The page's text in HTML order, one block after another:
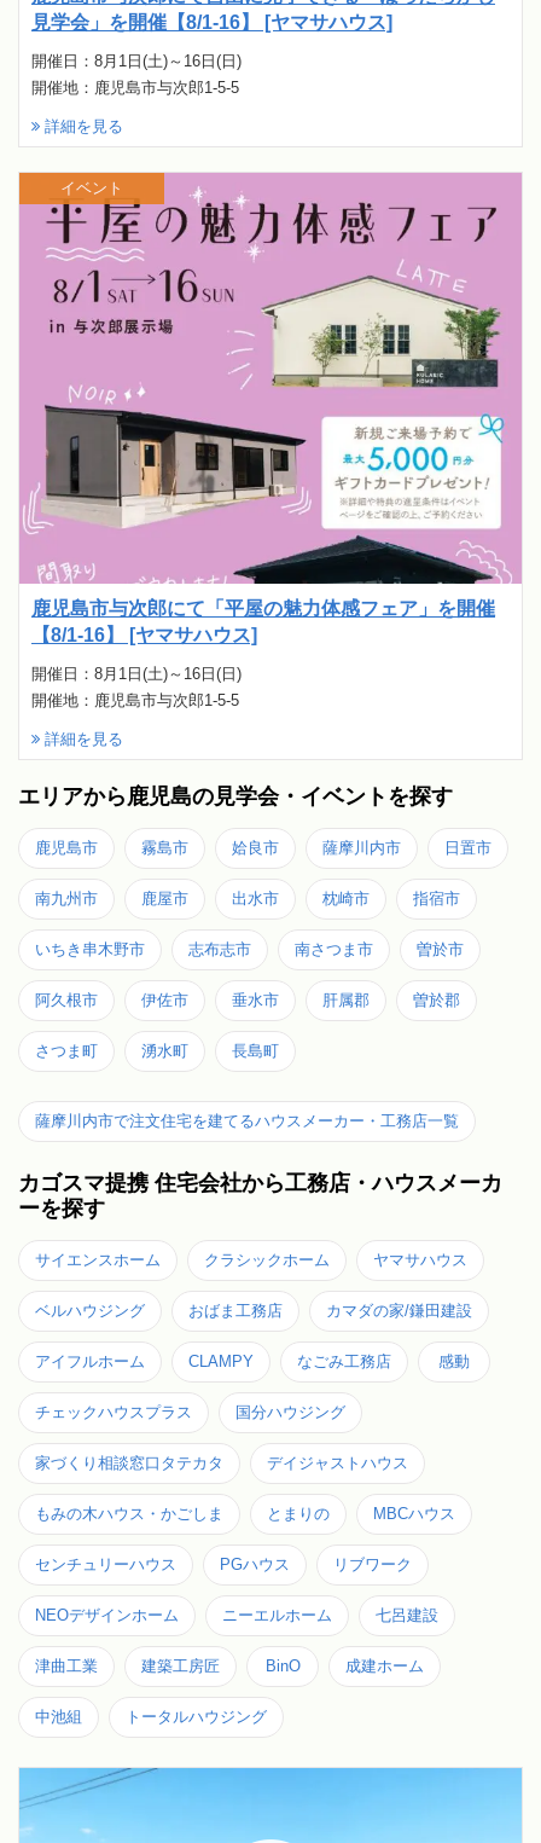
見学会」を開催【8/1-16】 [ヤマサハウス]
開催日：8月1日(土)～16日(日)
開催地：鹿児島市与次郎1-5-5
詳細を見る
鹿児島市与次郎にて「平屋の魅力体感フェア」を開催
【8/1-16】 [ヤマサハウス]
開催日：8月1日(土)～16日(日)
開催地：鹿児島市与次郎1-5-5
詳細を見る
イベント
エリアから鹿児島の見学会・イベントを探す
鹿児島市 霧島市 姶良市 薩摩川内市 日置市
南九州市 鹿屋市 出水市 枕崎市 指宿市
いちき串木野市 志布志市 南さつま市 曽於市
阿久根市 伊佐市 垂水市 肝属郡 曽於郡
さつま町 湧水町 長島町
薩摩川内市で注文住宅を建てるハウスメーカー・工務店一覧
カゴスマ提携 住宅会社から工務店・ハウスメーカ
ーを探す
サイエンスホーム クラシックホーム ヤマサハウス
ベルハウジング おばま工務店 カマダの家/鎌田建設
アイフルホーム CLAMPY なごみ工務店 感動
チェックハウスプラス 国分ハウジング
家づくり相談窓口タテカタ デイジャストハウス
もみの木ハウス・かごしま とまりの MBCハウス
センチュリーハウス PGハウス リブワーク
NEOデザインホーム ニーエルホーム 七呂建設
津曲工業 建築工房匠 BinO 成建ホーム
中池組 トータルハウジング